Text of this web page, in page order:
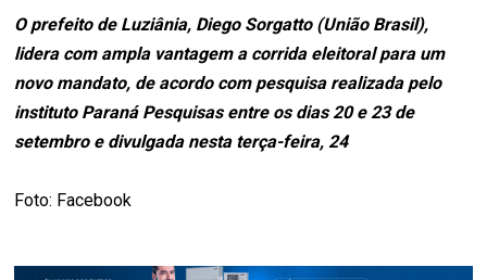
O prefeito de Luziânia, Diego Sorgatto (União Brasil),
lidera com ampla vantagem a corrida eleitoral para um
novo mandato, de acordo com pesquisa realizada pelo
instituto Paraná Pesquisas entre os dias 20 e 23 de
setembro e divulgada nesta terça-feira, 24
Foto: Facebook